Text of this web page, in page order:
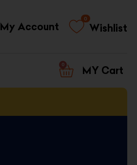
My Account Wishlist
0
0
CART